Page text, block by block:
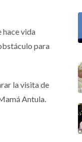
hace vida
para
la visita de
Antula.